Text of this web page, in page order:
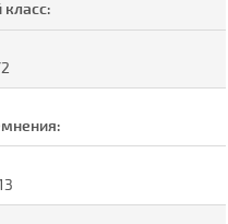
класс: